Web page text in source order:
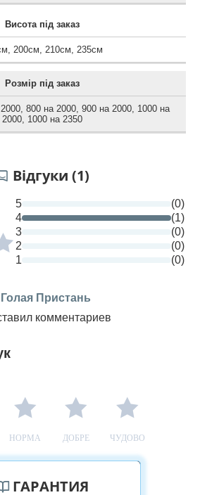
Висота під заказ
, 200см, 210см, 235см
Розмір під заказ
, 800 на 2000, 900 на 2000, 1000 на
2000, 1000 на 2350
Відгуки (1)
5
(0)
4
(1)
3
(0)
2
(0)
1
(0)
Голая Пристань
комментариев
НОРМА ДОБРЕ ЧУДОВО
ГАРАНТИЯ